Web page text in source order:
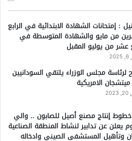
: إمتحانات الشهادة الابتدائية في الرابع
من مايو والشهادة المتوسطة في
عشر من يوليو المقبل
لرئاسة مجلس الوزراء يلتقي السودانيين
ميتشجان الامريكية
خطوط إنتاج مصنع أصيل للصابون .. والي
يعلن عن تدابير لنشاط المنطقة الصناعية
وتأهيل المستشفى الصيني وادخاله